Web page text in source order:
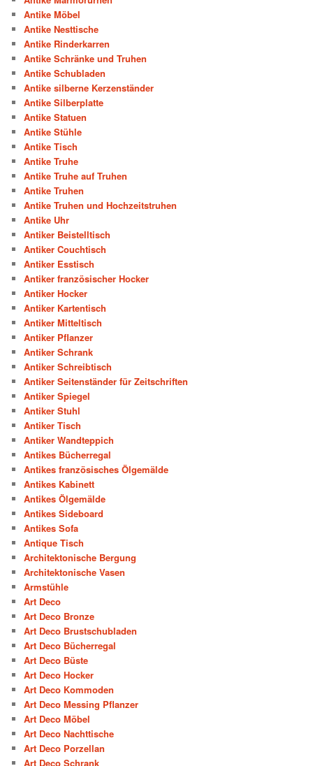
Antike Möbel
Antike Nesttische
Antike Rinderkarren
Antike Schränke und Truhen
Antike Schubladen
Antike silberne Kerzenständer
Antike Silberplatte
Antike Statuen
Antike Stühle
Antike Tisch
Antike Truhe
Antike Truhe auf Truhen
Antike Truhen
Antike Truhen und Hochzeitstruhen
Antike Uhr
Antiker Beistelltisch
Antiker Couchtisch
Antiker Esstisch
Antiker französischer Hocker
Antiker Hocker
Antiker Kartentisch
Antiker Mitteltisch
Antiker Pflanzer
Antiker Schrank
Antiker Schreibtisch
Antiker Seitenständer für Zeitschriften
Antiker Spiegel
Antiker Stuhl
Antiker Tisch
Antiker Wandteppich
Antikes Bücherregal
Antikes französisches Ölgemälde
Antikes Kabinett
Antikes Ölgemälde
Antikes Sideboard
Antikes Sofa
Antique Tisch
Architektonische Bergung
Architektonische Vasen
Armstühle
Art Deco
Art Deco Bronze
Art Deco Brustschubladen
Art Deco Bücherregal
Art Deco Büste
Art Deco Hocker
Art Deco Kommoden
Art Deco Messing Pflanzer
Art Deco Möbel
Art Deco Nachttische
Art Deco Porzellan
Art Deco Schrank